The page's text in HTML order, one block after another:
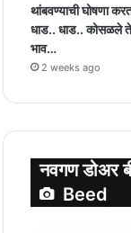
थांबवण्याची घोषणा
धाड.. धाड.. कोसळले
भाव…
2 weeks ago
नवगण डोअर
Beed